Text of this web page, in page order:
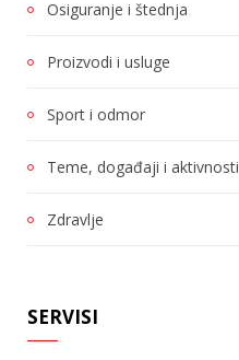
Osiguranje i štednja
Proizvodi i usluge
Sport i odmor
Teme, događaji i aktivnosti
Zdravlje
SERVISI